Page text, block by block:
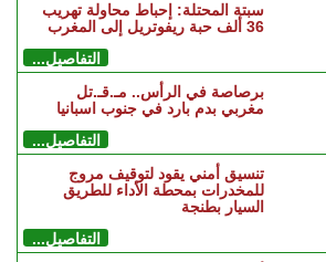
سبتة المحتلة: إحباط محاولة تهريب
36 ألف حبة ريفوتريل إلى المغرب
التفاصيل...
برصاصة في الرأس.. مـ.قـ.تل
مغربي بدم بارد في جنوب اسبانيا
التفاصيل...
تنسيق أمني يقود لتوقيف مروج
للمخدرات بمحطة الأداء للطريق
السيار بطنجة
التفاصيل...